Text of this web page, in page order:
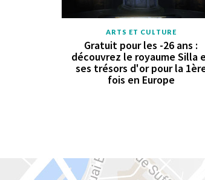
ARTS ET CULTURE
Gratuit pour les -26 ans :
découvrez le royaume Silla
ses trésors d'or pour la
fois en Europe